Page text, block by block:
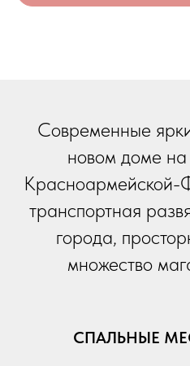
Современные
новом доме
Красноармейской-
транспортная
города,
множество
СПАЛЬНЫЕ